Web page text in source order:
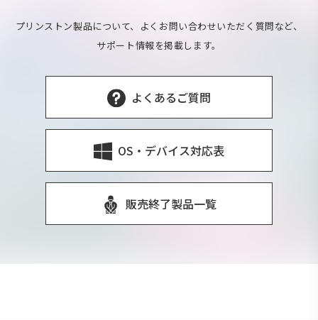
プリンストン製品について、よくお問い合わせいただく質問など、
サポート情報を掲載します。
よくあるご質問
OS・デバイス対応表
販売終了製品一覧